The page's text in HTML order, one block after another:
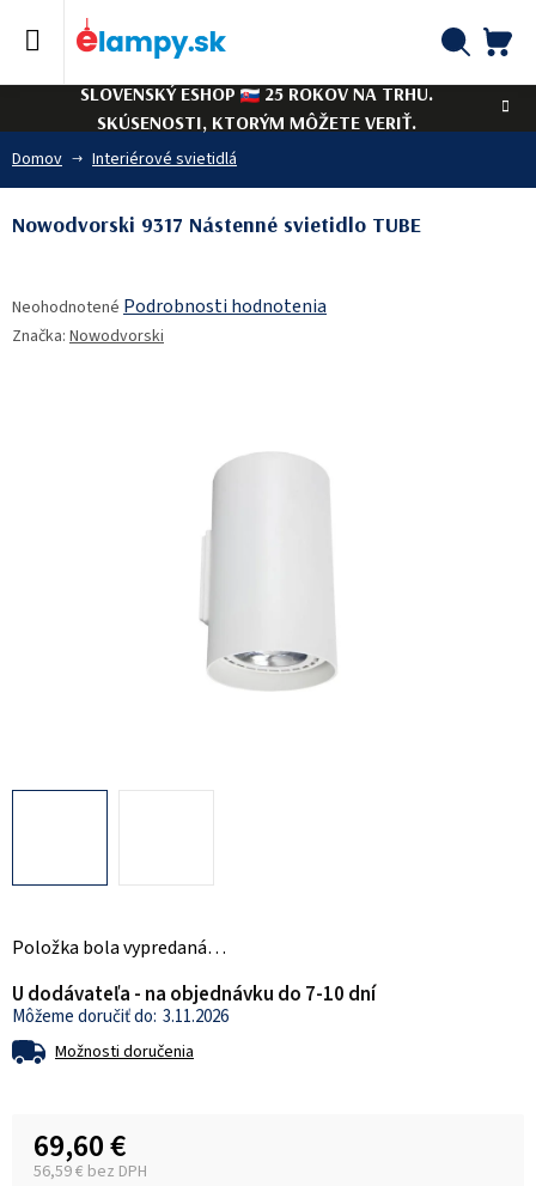
SLOVENSKÝ ESHOP
25 ROKOV NA TRHU.
SKÚSENOSTI, KTORÝM MÔŽETE VERIŤ.
Domov Interiérové svietidlá
Položka bola vypredaná…
U dodávateľa - na objednávku do 7-10 dní
3.11.2026
Možnosti doručenia
69,60 €
56,59 € bez DPH
Nowodvorski 9317 Nástenné svietidlo TUBE
hodnotenie
produktu
Neohodnotené Podrobnosti hodnotenia
Značka: Nowodvorski